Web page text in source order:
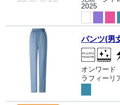
2025
パンツ(男
オンワード
ラフィーリ